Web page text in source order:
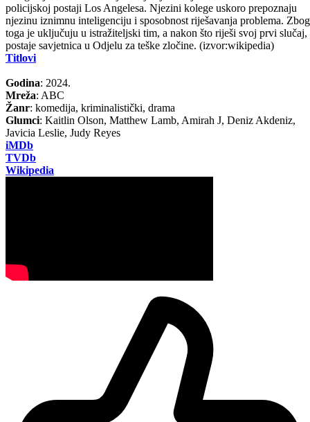
policijskoj postaji Los Angelesa. Njezini kolege uskoro prepoznaju
njezinu iznimnu inteligenciju i sposobnost riješavanja problema. Zbog
toga je uključuju u istražiteljski tim, a nakon što riješi svoj prvi slučaj,
postaje savjetnica u Odjelu za teške zločine. (izvor:wikipedia)
Titlovi
Godina: 2024.
Mreža: ABC
Žanr: komedija, kriminalistički, drama
Glumci: Kaitlin Olson, Matthew Lamb, Amirah J, Deniz Akdeniz,
Javicia Leslie, Judy Reyes
iMDb
TVDb
Wikipedia